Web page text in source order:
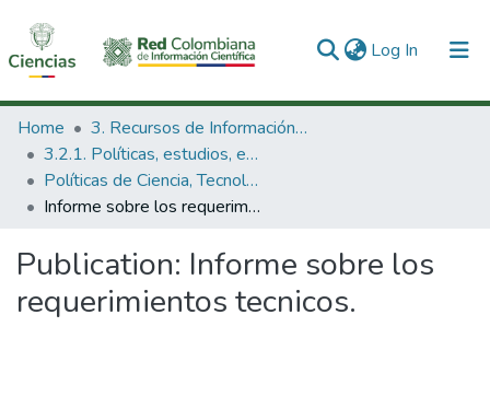
Log In (current)
Communities & Collections
All of DSpace
Statistics
Home
3. Recursos de Información Científica y Tecnológica
3.2.1. Políticas, estudios, evaluaciones e indicadores de CTeI
Políticas de Ciencia, Tecnología e Innovación
Informe sobre los requerimientos tecnicos.
Publication: Informe sobre los
requerimientos tecnicos.